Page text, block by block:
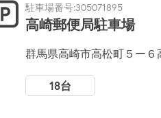
駐車場番号:305071895
高崎郵便局駐車場
群馬県高崎市高松町５ー６
18台